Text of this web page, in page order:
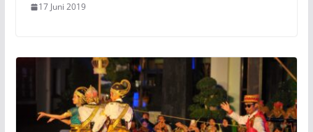
17 Juni 2019